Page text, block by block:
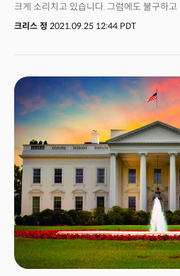
크게 소리치고 있습니다. 그럼에도 불구하
작용하고 있습니다. 이번 주 시장을 뒤흔든
크리스 정 2021.09.25 12:44 PDT